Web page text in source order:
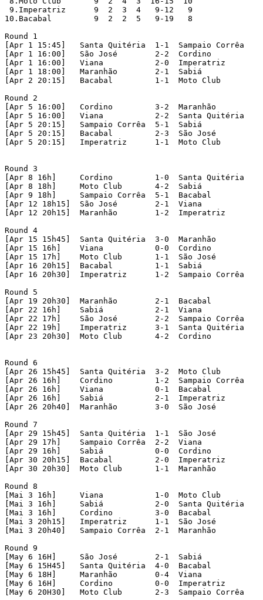
9.Imperatriz	   9  2  3  4   9-12   9
10.Bacabal	   9  2  2  5   9-19   8
Round 1
[Apr 1 15:45]	Santa Quitéria	1-1  Sampaio Corrêa
[Apr 1 16:00]	São José	2-2  Cordino
[Apr 1 16:00]	Viana		2-0  Imperatriz
[Apr 1 18:00]	Maranhão	2-1  Sabiá
[Apr 2 20:15]	Bacabal		1-1  Moto Club
Round 2
[Apr 5 16:00]	Cordino		3-2  Maranhão
[Apr 5 16:00]	Viana		2-2  Santa Quitéria
[Apr 5 20:15]	Sampaio Corrêa	5-1  Sabiá
[Apr 5 20:15]	Bacabal		2-3  São José
[Apr 5 20:15]	Imperatriz	1-1  Moto Club
Round 3
[Apr 8 16h]	Cordino		1-0  Santa Quitéria
[Apr 8 18h]	Moto Club	4-2  Sabiá
[Apr 9 18h]	Sampaio Corrêa	5-1  Bacabal
[Apr 12 18h15]	São José	2-1  Viana
[Apr 12 20h15]	Maranhão	1-2  Imperatriz
Round 4
[Apr 15 15h45]	Santa Quitéria	3-0  Maranhão
[Apr 15 16h]	Viana		0-0  Cordino
[Apr 15 17h]	Moto Club	1-1  São José
[Apr 16 20h15]	Bacabal		1-1  Sabiá
[Apr 16 20h30]	Imperatriz	1-2  Sampaio Corrêa
Round 5
[Apr 19 20h30]	Maranhão	2-1  Bacabal
[Apr 22 16h]	Sabiá		2-1  Viana
[Apr 22 17h]	São José	2-2  Sampaio Corrêa
[Apr 22 19h]	Imperatriz	3-1  Santa Quitéria
[Apr 23 20h30]  Moto Club	4-2  Cordino
Round 6
[Apr 26 15h45]  Santa Quitéria	3-2  Moto Club
[Apr 26 16h]    Cordino		1-2  Sampaio Corrêa
[Apr 26 16h]    Viana		0-1  Bacabal
[Apr 26 16h]    Sabiá		2-1  Imperatriz
[Apr 26 20h40]  Maranhão	3-0  São José
Round 7
[Apr 29 15h45]  Santa Quitéria	1-1  São José
[Apr 29 17h]    Sampaio Corrêa	2-2  Viana
[Apr 29 16h]    Sabiá		0-0  Cordino
[Apr 30 20h15]  Bacabal		2-0  Imperatriz
[Apr 30 20h30]  Moto Club	1-1  Maranhão
Round 8
[Mai 3 16h]     Viana		1-0  Moto Club
[Mai 3 16h]     Sabiá		2-0  Santa Quitéria
[Mai 3 16h]     Cordino		3-0  Bacabal
[Mai 3 20h15]   Imperatriz	1-1  São José
[Mai 3 20h40]   Sampaio Corrêa	2-1  Maranhão
Round 9
[May 6 16H]	São José	2-1  Sabiá
[May 6 15H45]	Santa Quitéria	4-0  Bacabal
[May 6 18H]	Maranhão	0-4  Viana
[May 6 16H]	Cordino		0-0  Imperatriz
[May 6 20H30]	Moto Club	2-3  Sampaio Corrêa